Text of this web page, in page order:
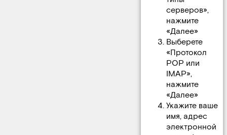
серверов»,
нажмите
«Далее»
Выберете
«Протокол
POP или
IMAP»,
нажмите
«Далее»
Укажите ваше
имя, адрес
электронной